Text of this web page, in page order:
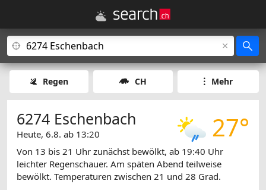
Regen CH Mehr
27°
6274 Eschenbach
Heute, 6.8. ab 13:20
Von 13 bis 21 Uhr zunächst bewölkt, ab 19:40 Uhr
leichter Regenschauer. Am späten Abend teilweise
bewölkt. Temperaturen zwischen 21 und 28 Grad.